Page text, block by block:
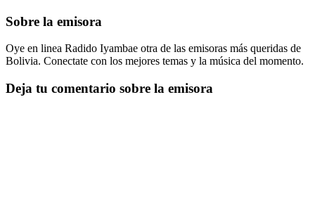
Sobre la emisora
Oye en linea Radido Iyambae otra de las emisoras más queridas de
Bolivia. Conectate con los mejores temas y la música del momento.
Deja tu comentario sobre la emisora